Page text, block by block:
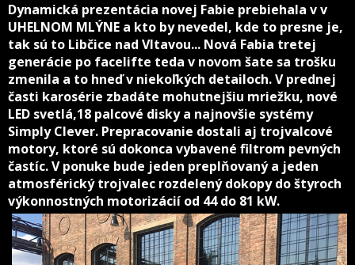
Dynamická prezentácia novej Fabie prebiehala v v
UHELNOM MLÝNE a kto by nevedel, kde to presne je,
tak sú to Libčice nad Vltavou... Nová Fabia tretej
generácie po facelifte teda v novom šate sa trošku
zmenila a to hneď v niekoľkých detailoch. V prednej
časti karosérie zbadáte mohutnejšiu mriežku, nové
LED svetlá,18 palcové disky a najnovšie systémy
Simply Clever. Prepracovanie dostali aj trojvalcové
motory, ktoré sú dokonca vybavené filtrom pevných
častíc. V ponuke bude jeden preplňovaný a jeden
atmosférický trojvalec rozdelený dokopy do štyroch
výkonnostných motorizácií od 44 do 81 kW.